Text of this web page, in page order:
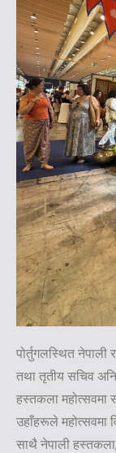
पोर्तुगलस्थित नेपाली
तथा तृतीय सचिव
हस्तकला महोत्सवमा
उहाँहरूले महोत्सवमा
साथै नेपाली